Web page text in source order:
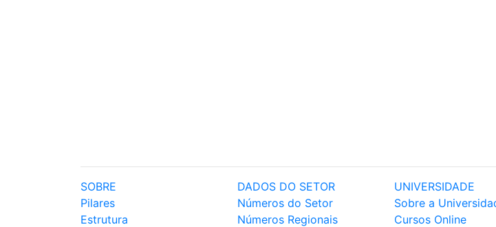
SOBRE
Pilares
Estrutura
DADOS DO SETOR
Números do Setor
Números Regionais
UNIVERSIDADE
Sobre a
Cursos Online